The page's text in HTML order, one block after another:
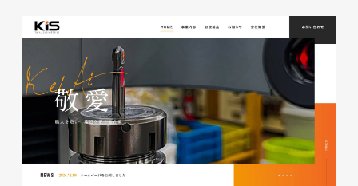
#レスポンシブWebデザイン
glitter8様 チラシ
印刷物
#アパレル・ファッション
#チラシ
glitter8様 カタログ